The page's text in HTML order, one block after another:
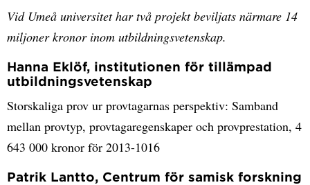
Vid Umeå universitet har två projekt beviljats närmare 14
miljoner kronor inom utbildningsvetenskap.
Hanna Eklöf, institutionen för tillämpad
utbildningsvetenskap
Storskaliga prov ur provtagarnas perspektiv: Samband
mellan provtyp, provtagaregenskaper och provprestation, 4
643 000 kronor för 2013-1016
Patrik Lantto, Centrum för samisk forskning